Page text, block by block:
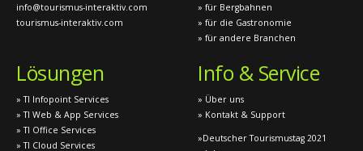
info@tourismus-interaktiv.com
tourismus-interaktiv.com
» für Bergbahnen
» für die Gastronomie
» für andere Branchen
Lösungen
» TI Infopoint Services
» TI Web & App Services
» TI Office Services
» TI Cloud Services
Info & Service
» Über uns
» Kontakt & Support
»Deutscher Tourismustag 2021